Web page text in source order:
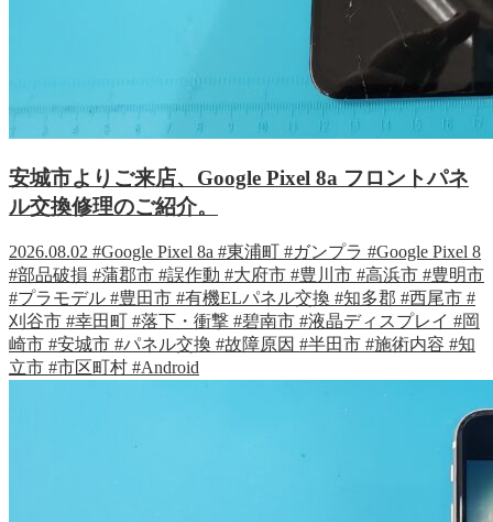
安城市よりご来店、Google Pixel 8a フロントパネ
ル交換修理のご紹介。
2026.08.02 #Google Pixel 8a #東浦町 #ガンプラ #Google Pixel 8
#部品破損 #蒲郡市 #誤作動 #大府市 #豊川市 #高浜市 #豊明市
#プラモデル #豊田市 #有機ELパネル交換 #知多郡 #西尾市 #
刈谷市 #幸田町 #落下・衝撃 #碧南市 #液晶ディスプレイ #岡
崎市 #安城市 #パネル交換 #故障原因 #半田市 #施術内容 #知
立市 #市区町村 #Android